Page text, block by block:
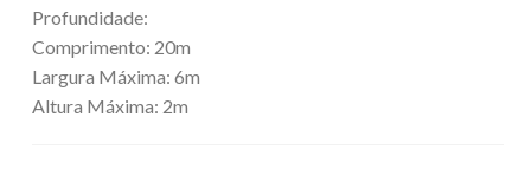
Profundidade:
Comprimento: 20m
Largura Máxima: 6m
Altura Máxima: 2m